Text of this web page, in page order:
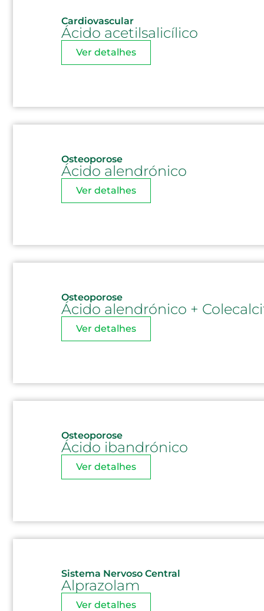
Cardiovascular
Ácido acetilsalicílico
Ver detalhes
Osteoporose
Ácido alendrónico
Ver detalhes
Osteoporose
Ácido alendrónico +
Ver detalhes
Osteoporose
Ácido ibandrónico
Ver detalhes
Sistema Nervoso Central
Alprazolam
Ver detalhes